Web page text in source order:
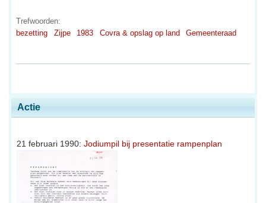
Actie
21 februari 1990: Jodiumpil bij presentatie rampenplan
Trefwoorden:
bezetting
Zijpe 1983 Covra & opslag op land Gemeenteraad